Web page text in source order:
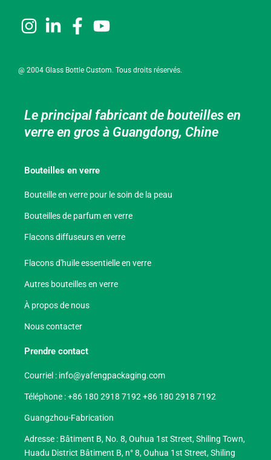
@ 2004 Glass Bottle Custom. Tous droits réservés.
Le principal fabricant de bouteilles en
verre en gros à Guangdong, Chine
Bouteilles en verre
Bouteille en verre pour le soin de la peau
Bouteilles de parfum en verre
Flacons diffuseurs en verre
Flacons d'huile essentielle en verre
Autres bouteilles en verre
À propos de nous
Nous contacter
Prendre contact
Courriel : info@yafengpackaging.com
Téléphone : +86 180 2918 7192 +86 180 2918 7192
Guangzhou-Fabrication
Adresse : Bâtiment B, No. 8, Ouhua 1st Street, Shiling Town,
Huadu District Bâtiment B, n° 8, Ouhua 1st Street, Shiling